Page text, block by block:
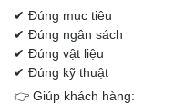
✔ Đúng mục tiêu
✔ Đúng ngân sách
✔ Đúng vật liệu
✔ Đúng kỹ thuật
👉 Giúp khách hàng: